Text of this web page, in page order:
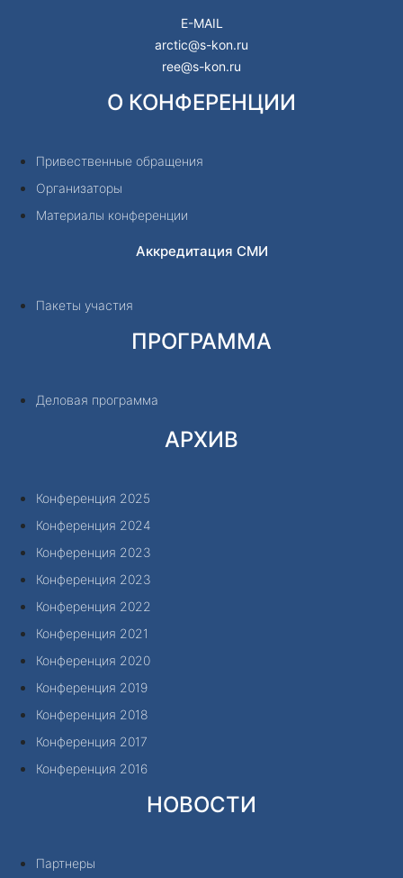
E-MAIL
arctic@s-kon.ru
ree@s-kon.ru
О КОНФЕРЕНЦИИ
Привественные обращения
Организаторы
Материалы конференции
Аккредитация СМИ
Пакеты участия
ПРОГРАММА
Деловая программа
АРХИВ
Конференция 2025
Конференция 2024
Конференция 2023
Конференция 2023
Конференция 2022
Конференция 2021
Конференция 2020
Конференция 2019
Конференция 2018
Конференция 2017
Конференция 2016
НОВОСТИ
Партнеры